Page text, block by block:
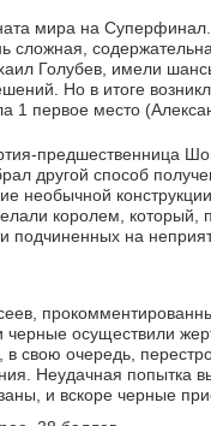
мира на
сложная,
Голубев, имели
Но в итоге
1 первое место
предшественница
другой способ
необычной
королем, который,
подчиненных на
осуществили
свою очередь,
Неудачная попытка
и вскоре черные